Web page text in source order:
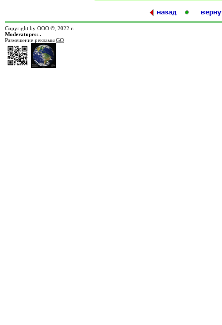
Copyright by ООО ©, 2022 г.
Moderatoprs: .
Размешение рекламы GO